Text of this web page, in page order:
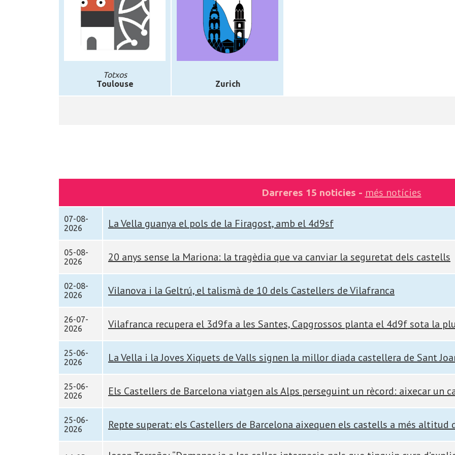
Totxos
Toulouse
Zurich
Darreres 15 noticies - més notícies
07-08-
2026
La Vella guanya el pols de la Firagost, amb el 4d9sf
05-08-
2026
20 anys sense la Mariona: la tragèdia que va canviar la seguretat dels castells
02-08-
2026
Vilanova i la Geltrú, el talismà de 10 dels Castellers de Vilafranca
26-07-
2026
Vilafranca recupera el 3d9fa a les Santes, Capgrossos planta el 4d9f sota la
25-06-
2026
La Vella i la Joves Xiquets de Valls signen la millor diada castellera de Sant
25-06-
2026
Els Castellers de Barcelona viatgen als Alps perseguint un rècord: aixecar un
25-06-
2026
Repte superat: els Castellers de Barcelona aixequen els castells a més altitud